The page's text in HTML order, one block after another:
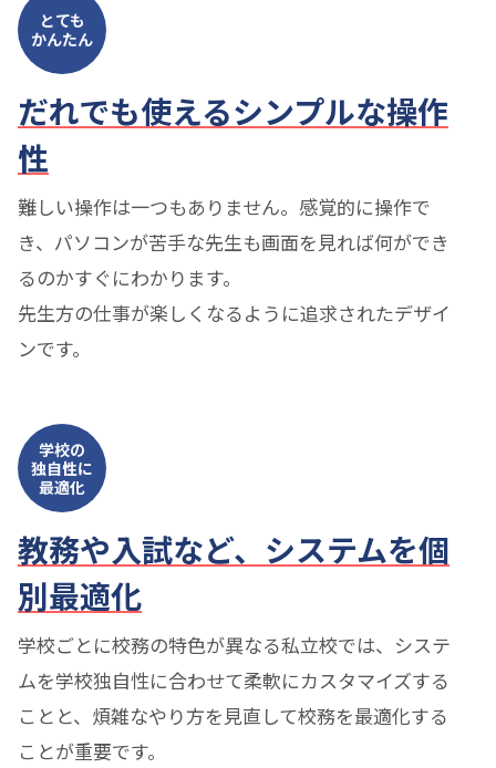
とても
かんたん
だれでも使えるシンプルな操作
性
難しい操作は一つもありません。感覚的に操作で
き、パソコンが苦手な先生も画面を見れば何ができ
るのかすぐにわかります。
先生方の仕事が楽しくなるように追求されたデザイ
ンです。
学校の
独自性に
最適化
教務や入試など、システムを個
別最適化
学校ごとに校務の特色が異なる私立校では、システ
ムを学校独自性に合わせて柔軟にカスタマイズする
ことと、煩雑なやり方を見直して校務を最適化する
ことが重要です。